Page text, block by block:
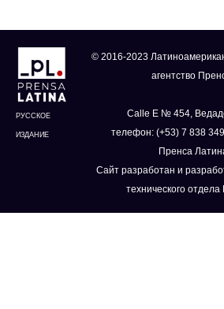
РУССКОЕ
ИЗДАНИЕ
© 2016-2023
агентство
Calle E № 454,
телефон: (+53) 7 838
Пренса
Сайт разработан и
технического